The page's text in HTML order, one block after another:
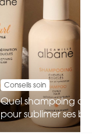
Conseils soin
Quel shampoing
pour sublimer ses